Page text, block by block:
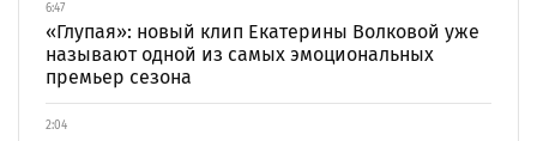
6:47
«Глупая»: новый клип Екатерины Волковой уже
называют одной из самых эмоциональных
премьер сезона
2:04